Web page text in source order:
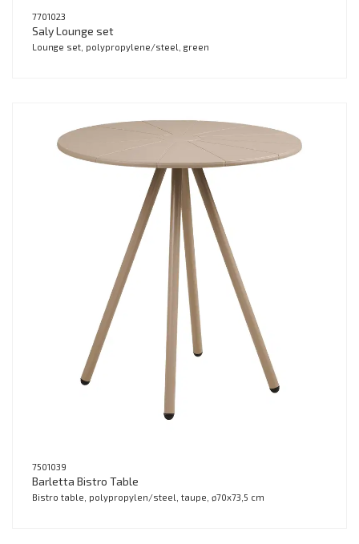
7701023
Saly Lounge set
Lounge set, polypropylene/steel, green
7501039
Barletta Bistro Table
Bistro table, polypropylen/steel, taupe, ø70x73,5 cm